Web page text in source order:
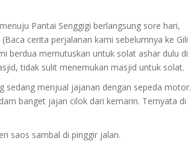
Pantai Senggigi berlangsung sore hari,
cerita perjalanan kami sebelumnya ke Gili
berdua memutuskan untuk solat ashar dulu di
tidak sulit menemukan masjid untuk solat.
sedang menjual jajanan dengan sepeda motor.
banget jajan cilok dari kemarin. Ternyata di
saos sambal di pinggir jalan.